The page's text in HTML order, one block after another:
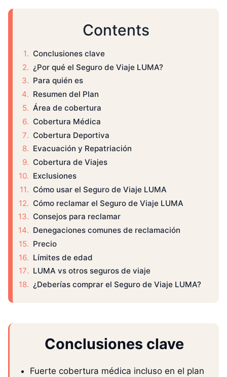
Contents
Conclusiones clave
¿Por qué el Seguro de Viaje LUMA?
Para quién es
Resumen del Plan
Área de cobertura
Cobertura Médica
Cobertura Deportiva
Evacuación y Repatriación
Cobertura de Viajes
Exclusiones
Cómo usar el Seguro de Viaje LUMA
Cómo reclamar el Seguro de Viaje LUMA
Consejos para reclamar
Denegaciones comunes de reclamación
Precio
Límites de edad
LUMA vs otros seguros de viaje
¿Deberías comprar el Seguro de Viaje LUMA?
Conclusiones clave
Fuerte cobertura médica incluso en el plan